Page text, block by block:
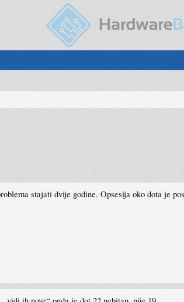
stajati dvije godine. Opsesija oko dota je